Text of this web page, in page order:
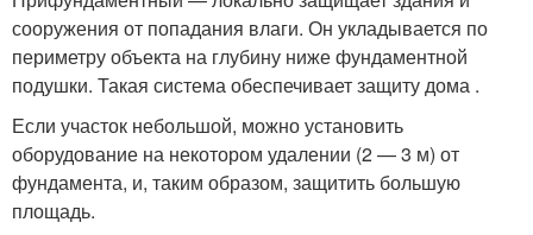
сооружения от попадания влаги. Он укладывается по
периметру объекта на глубину ниже фундаментной
подушки. Такая система обеспечивает защиту дома .
Если участок небольшой, можно установить
оборудование на некотором удалении (2 — 3 м) от
фундамента, и, таким образом, защитить большую
площадь.